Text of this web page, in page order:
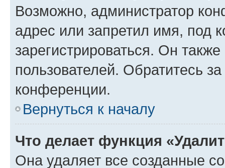
Возможно, администратор
адрес или запретил имя, под
зарегистрироваться. Он
пользователей. Обратитесь
конференции.
Вернуться к началу
Что делает функция
Она удаляет все созданные